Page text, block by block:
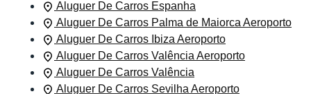
Aluguer De Carros Espanha
Aluguer De Carros Palma de Maiorca Aeroporto
Aluguer De Carros Ibiza Aeroporto
Aluguer De Carros Valência Aeroporto
Aluguer De Carros Valência
Aluguer De Carros Sevilha Aeroporto